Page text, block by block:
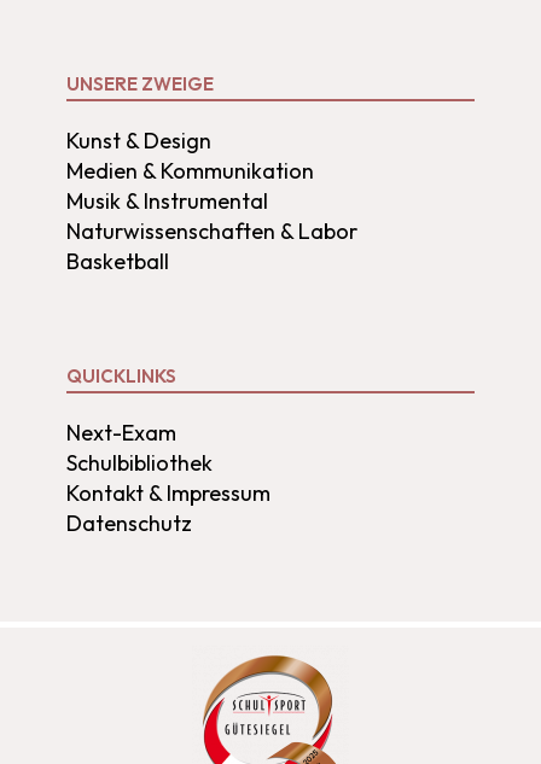
UNSERE ZWEIGE
Kunst & Design
Medien & Kommunikation
Musik & Instrumental
Naturwissenschaften & Labor
Basketball
QUICKLINKS
Next-Exam
Schulbibliothek
Kontakt & Impressum
Datenschutz